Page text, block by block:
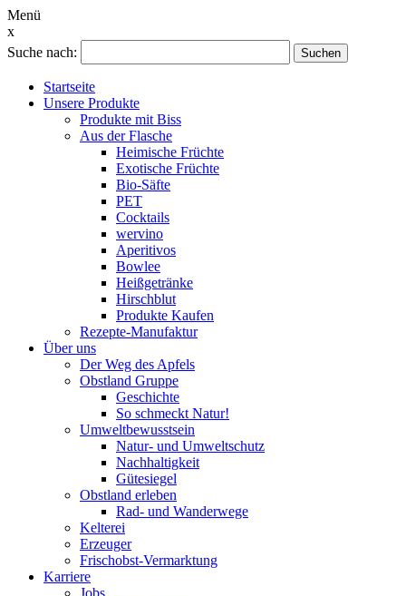
Menü
x
Suche nach:
Suchen
Startseite
Unsere Produkte
Produkte mit Biss
Aus der Flasche
Heimische Früchte
Exotische Früchte
Bio-Säfte
PET
Cocktails
wervino
Aperitivos
Bowlee
Heißgetränke
Hirschblut
Produkte Kaufen
Rezepte-Manufaktur
Über uns
Der Weg des Apfels
Obstland Gruppe
Geschichte
So schmeckt Natur!
Umweltbewusstsein
Natur- und Umweltschutz
Nachhaltigkeit
Gütesiegel
Obstland erleben
Rad- und Wanderwege
Kelterei
Erzeuger
Frischobst-Vermarktung
Karriere
Jobs